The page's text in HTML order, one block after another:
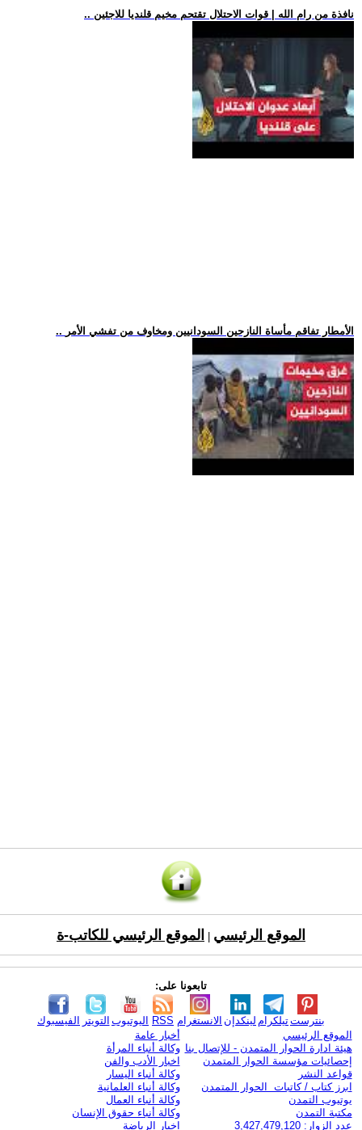
.. نافذة من رام الله | قوات الاحتلال تقتحم مخيم قلنديا للاجئين
.. الأمطار تفاقم مأساة النازحين السودانيين ومخاوف من تفشي الأمر
الموقع الرئيسي الموقع الرئيسي للكاتب-ة
تابعونا على:
الفيسبوك التويتر اليوتيوب RSS الانستغرام لينكدإن تيلكرامبنترست
الموقع الرئيسي
هيئة ادارة الحوار المتمدن - للإتصال بنا
إحصائيات مؤسسة الحوار المتمدن
قواعد النشر
ابرز كتاب / كاتبات الحوار المتمدن
يوتيوب التمدن
مكتبة التمدن
عدد الزوار: 3,427,479,120
أخبار عامة
وكالة أنباء المرأة
اخبار الأدب والفن
وكالة أنباء اليسار
وكالة أنباء العلمانية
وكالة أنباء العمال
وكالة أنباء حقوق الإنسان
اخبار الرياضة